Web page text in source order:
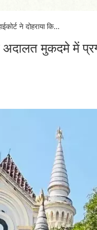
ने दोहराया कि...
अदालत मुकदमे में